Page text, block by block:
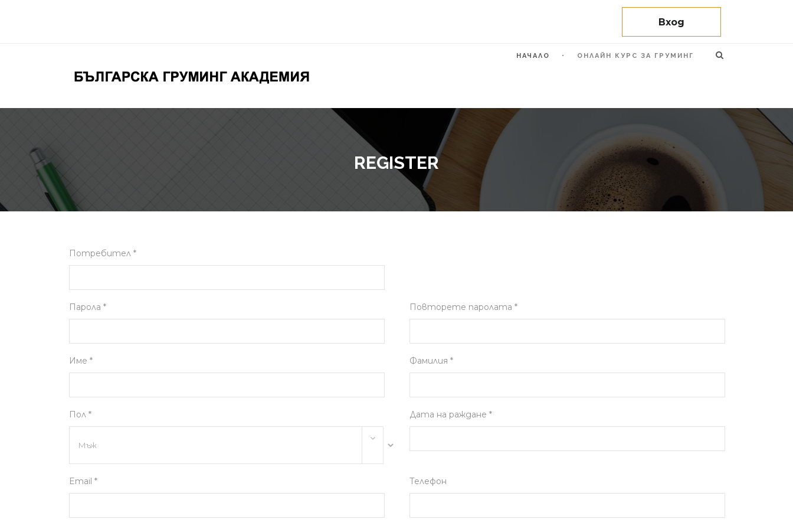
Вход
НАЧАЛО ОНЛАЙН КУРС ЗА ГРУМИНГ
REGISTER
Потребител *
Парола * Повторете паролата *
Име * Фамилия *
Пол * Дата на раждане *
Email * Телефон